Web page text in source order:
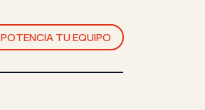
POTENCIA TU EQUIPO